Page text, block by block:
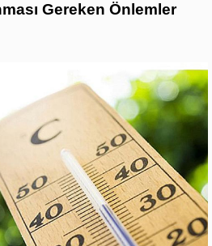
Gereken Önlemler